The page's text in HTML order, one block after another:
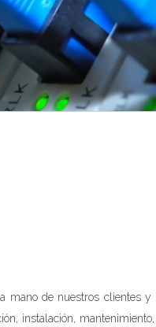
de nuestros clientes y
instalación,